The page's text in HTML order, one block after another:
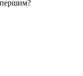
першим?